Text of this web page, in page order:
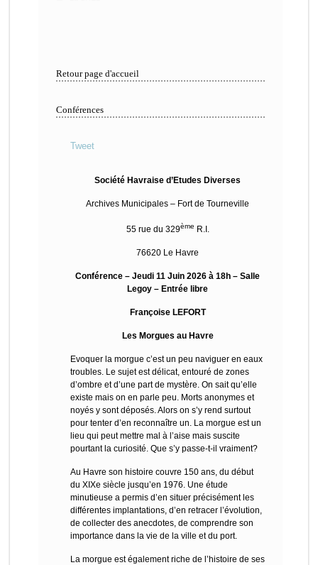
Retour page d'accueil
Conférences
Tweet
Société Havraise d’Etudes Diverses
Archives Municipales – Fort de Tourneville
55 rue du 329ème R.I.
76620 Le Havre
Conférence – Jeudi 11 Juin 2026 à 18h – Salle
Legoy – Entrée libre
Françoise LEFORT
Les Morgues au Havre
Evoquer la morgue c’est un peu naviguer en eaux
troubles. Le sujet est délicat, entouré de zones
d’ombre et d’une part de mystère. On sait qu’elle
existe mais on en parle peu. Morts anonymes et
noyés y sont déposés. Alors on s’y rend surtout
pour tenter d’en reconnaître un. La morgue est un
lieu qui peut mettre mal à l’aise mais suscite
pourtant la curiosité. Que s’y passe-t-il vraiment?
Au Havre son histoire couvre 150 ans, du début
du XIXe siècle jusqu’en 1976. Une étude
minutieuse a permis d’en situer précisément les
différentes implantations, d’en retracer l’évolution,
de collecter des anecdotes, de comprendre son
importance dans la vie de la ville et du port.
La morgue est également riche de l’histoire de ses